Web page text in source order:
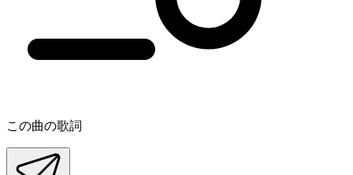
この曲の歌詞